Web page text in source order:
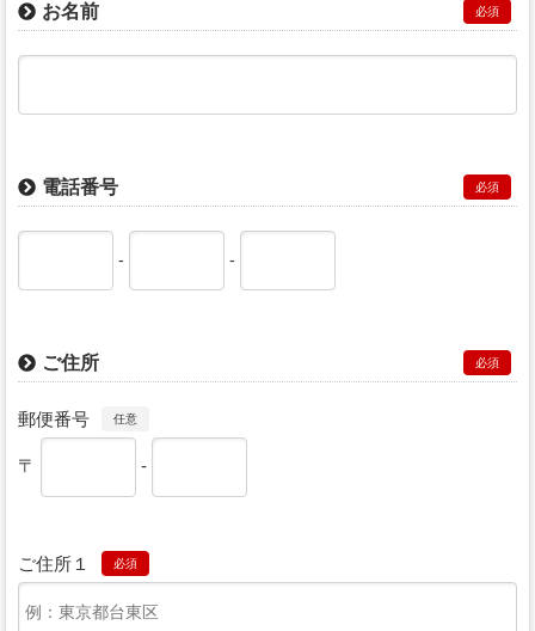
お名前 必須
電話番号 必須
- -
ご住所 必須
郵便番号 任意
〒 -
ご住所１ 必須